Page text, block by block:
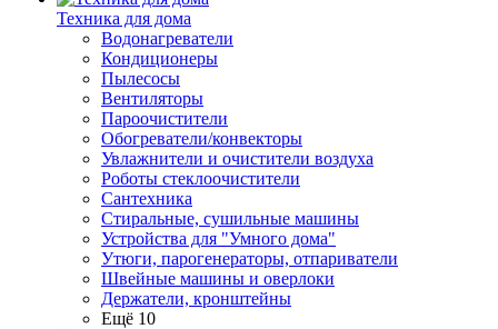
Техника для дома
Водонагреватели
Кондиционеры
Пылесосы
Вентиляторы
Пароочистители
Обогреватели/конвекторы
Увлажнители и очистители воздуха
Роботы стеклоочистители
Сантехника
Стиральные, сушильные машины
Устройства для "Умного дома"
Утюги, парогенераторы, отпариватели
Швейные машины и оверлоки
Держатели, кронштейны
Ещё 10